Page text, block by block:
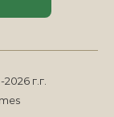
г.г.